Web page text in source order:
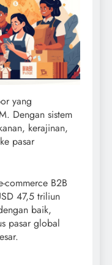
yang
Dengan sistem
kerajinan,
pasar
commerce B2B
47,5 triliun
baik,
pasar global